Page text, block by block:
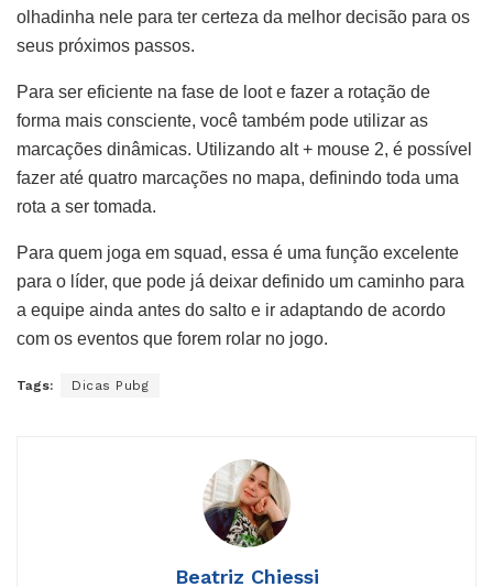
olhadinha nele para ter certeza da melhor decisão para os
seus próximos passos.
Para ser eficiente na fase de loot e fazer a rotação de
forma mais consciente, você também pode utilizar as
marcações dinâmicas. Utilizando alt + mouse 2, é possível
fazer até quatro marcações no mapa, definindo toda uma
rota a ser tomada.
Para quem joga em squad, essa é uma função excelente
para o líder, que pode já deixar definido um caminho para
a equipe ainda antes do salto e ir adaptando de acordo
com os eventos que forem rolar no jogo.
Tags: Dicas Pubg
Beatriz Chiessi